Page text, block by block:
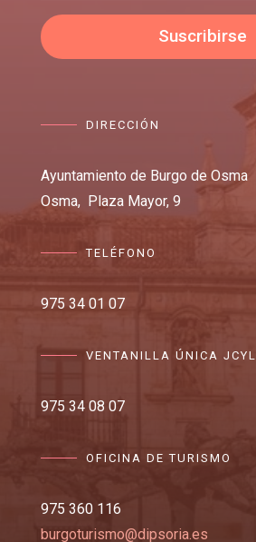
Suscribirse
DIRECCIÓN
Ayuntamiento de Burgo de Osma
Osma, Plaza Mayor, 9
TELÉFONO
975 34 01 07
VENTANILLA ÚNICA JCYL
975 34 08 07
OFICINA DE TURISMO
975 360 116
burgoturismo@dipsoria.es